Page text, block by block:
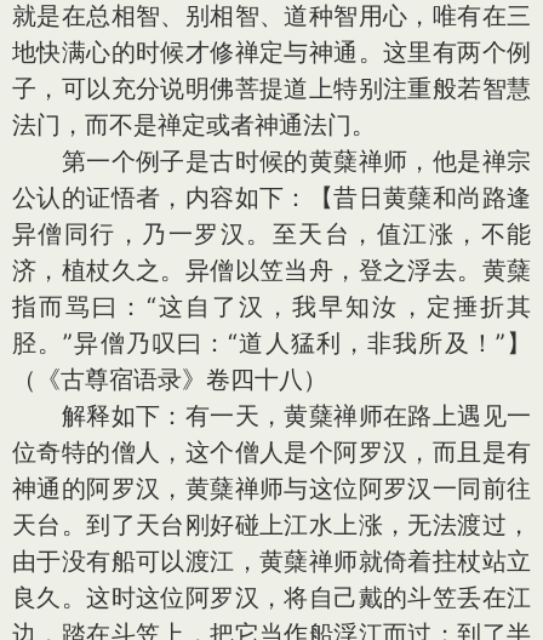
就是在总相智、别相智、道种智用心，唯有在三
地快满心的时候才修禅定与神通。这里有两个例
子，可以充分说明佛菩提道上特别注重般若智慧
法门，而不是禅定或者神通法门。
第一个例子是古时候的黄蘖禅师，他是禅宗
公认的证悟者，内容如下：【昔日黄蘖和尚路逢
异僧同行，乃一罗汉。至天台，值江涨，不能
济，植杖久之。异僧以笠当舟，登之浮去。黄蘖
指而骂曰：“这自了汉，我早知汝，定捶折其
胫。”异僧乃叹曰：“道人猛利，非我所及！”】
（《古尊宿语录》卷四十八）
解释如下：有一天，黄蘖禅师在路上遇见一
位奇特的僧人，这个僧人是个阿罗汉，而且是有
神通的阿罗汉，黄蘖禅师与这位阿罗汉一同前往
天台。到了天台刚好碰上江水上涨，无法渡过，
由于没有船可以渡江，黄蘖禅师就倚着拄杖站立
良久。这时这位阿罗汉，将自己戴的斗笠丢在江
边，踏在斗笠上，把它当作船浮江而过；到了半